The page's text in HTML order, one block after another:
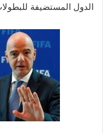
الدول المستضيفة